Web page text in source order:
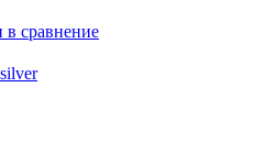
в сравнение